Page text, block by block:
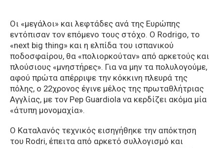
Οι «μεγάλοι» και λεφτάδες ανά της Ευρώπης
εντόπισαν τον επόμενο τους στόχο. Ο Rodrigo, το
«next big thing» και η ελπίδα του ισπανικού
ποδοσφαίρου, θα «πολιορκούταν» από αρκετούς και
πλούσιους «μνηστήρες». Για να μην τα πολυλογούμε,
αφού πρώτα απέρριψε την κόκκινη πλευρά της
πόλης, ο 22χρονος έγινε μέλος της πρωταθλήτριας
Αγγλίας, με τον Pep Guardiola να κερδίζει ακόμα μία
«άτυπη μονομαχία».
Ο Καταλανός τεχνικός εισηγήθηκε την απόκτηση
του Rodri, έπειτα από αρκετό συλλογισμό και